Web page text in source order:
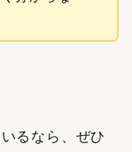
るなら、ぜひ